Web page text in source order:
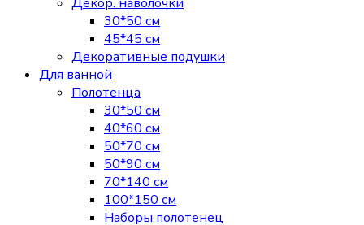
30*50 см
45*45 см
Декоративные подушки
Для ванной
Полотенца
30*50 см
40*60 см
50*70 см
50*90 см
70*140 см
100*150 см
Наборы полотенец